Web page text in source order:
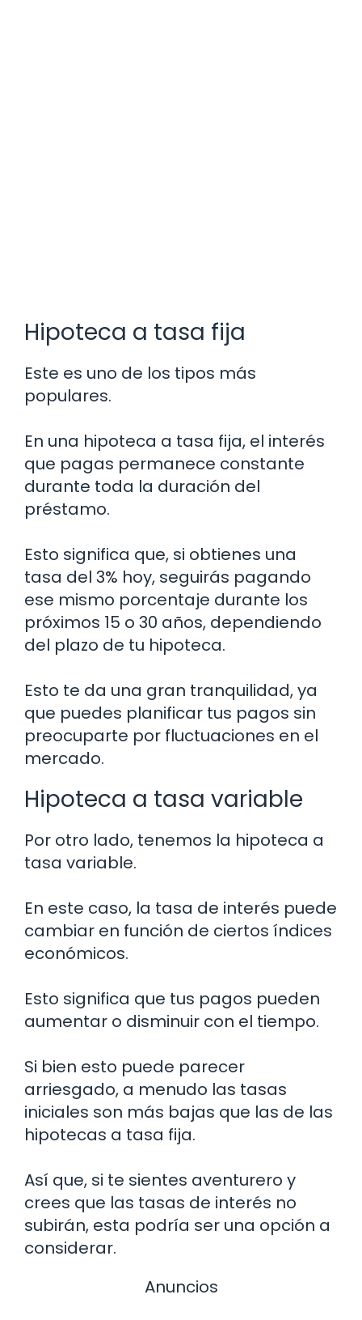
Hipoteca a tasa fija
Este es uno de los tipos más
populares.
En una hipoteca a tasa fija, el interés
que pagas permanece constante
durante toda la duración del
préstamo.
Esto significa que, si obtienes una
tasa del 3% hoy, seguirás pagando
ese mismo porcentaje durante los
próximos 15 o 30 años, dependiendo
del plazo de tu hipoteca.
Esto te da una gran tranquilidad, ya
que puedes planificar tus pagos sin
preocuparte por fluctuaciones en el
mercado.
Hipoteca a tasa variable
Por otro lado, tenemos la hipoteca a
tasa variable.
En este caso, la tasa de interés puede
cambiar en función de ciertos índices
económicos.
Esto significa que tus pagos pueden
aumentar o disminuir con el tiempo.
Si bien esto puede parecer
arriesgado, a menudo las tasas
iniciales son más bajas que las de las
hipotecas a tasa fija.
Así que, si te sientes aventurero y
crees que las tasas de interés no
subirán, esta podría ser una opción a
considerar.
Anuncios